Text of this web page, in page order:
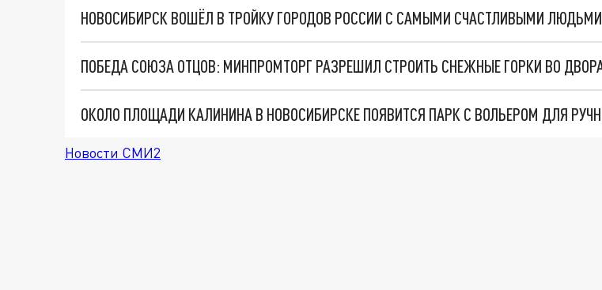
НОВОСИБИРСК ВОШЁЛ В ТРОЙКУ ГОРОДОВ РОССИИ С САМЫМИ СЧАСТЛИВЫМИ ЛЮДЬМИ
Новости СМИ2